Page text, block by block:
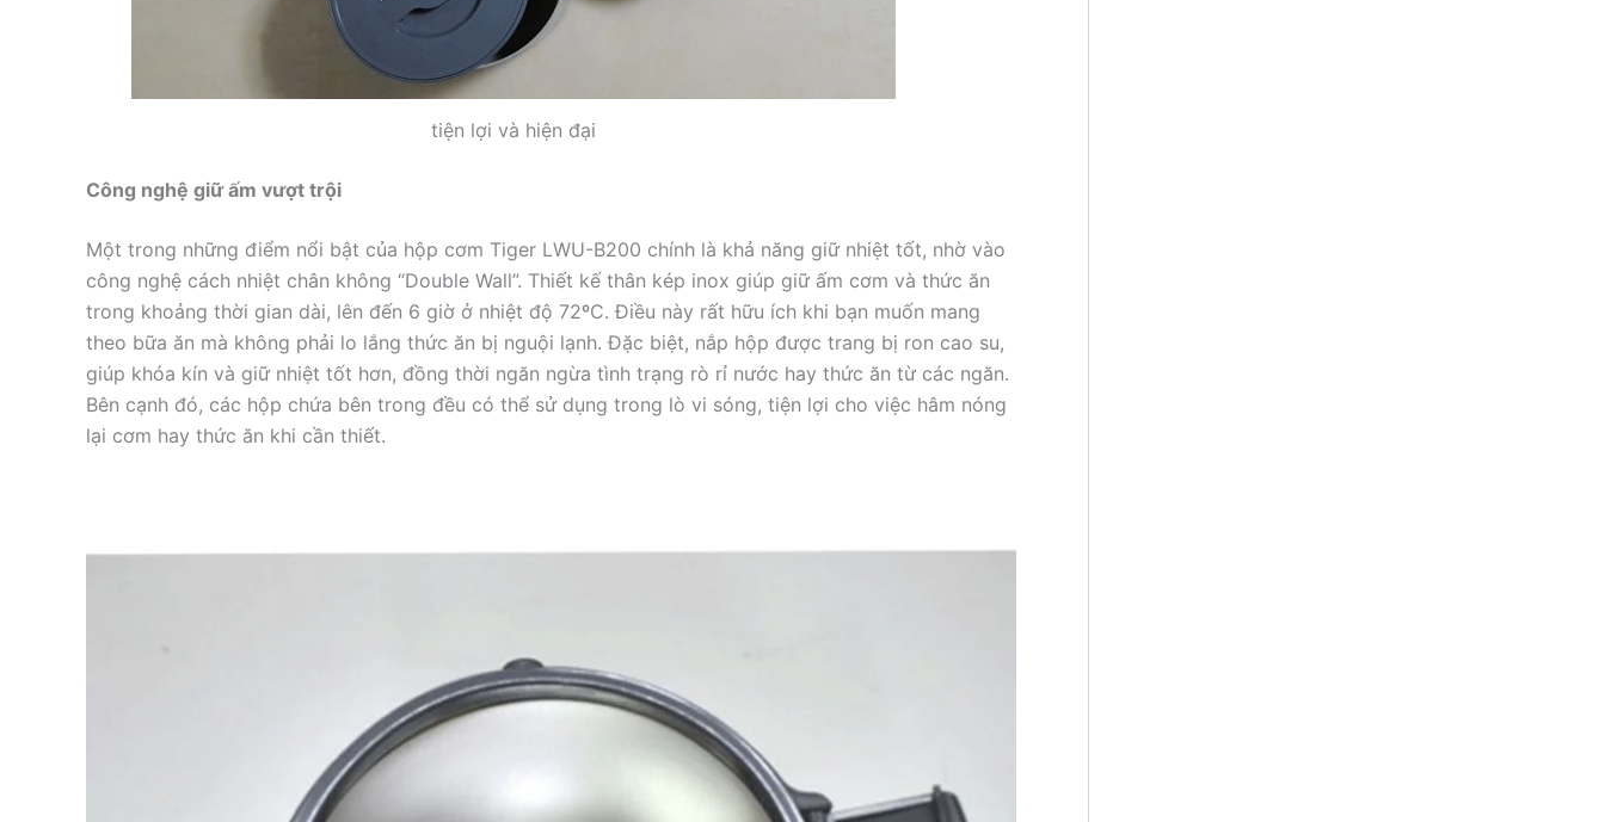
tiện lợi và hiện đại
Công nghệ giữ ấm vượt trội
Một trong những điểm nổi bật của hộp cơm Tiger LWU-B200 chính là khả năng giữ nhiệt tốt, nhờ vào
công nghệ cách nhiệt chân không “Double Wall”. Thiết kế thân kép inox giúp giữ ấm cơm và thức ăn
trong khoảng thời gian dài, lên đến 6 giờ ở nhiệt độ 72ºC. Điều này rất hữu ích khi bạn muốn mang
theo bữa ăn mà không phải lo lắng thức ăn bị nguội lạnh. Đặc biệt, nắp hộp được trang bị ron cao su,
giúp khóa kín và giữ nhiệt tốt hơn, đồng thời ngăn ngừa tình trạng rò rỉ nước hay thức ăn từ các ngăn.
Bên cạnh đó, các hộp chứa bên trong đều có thể sử dụng trong lò vi sóng, tiện lợi cho việc hâm nóng
lại cơm hay thức ăn khi cần thiết.